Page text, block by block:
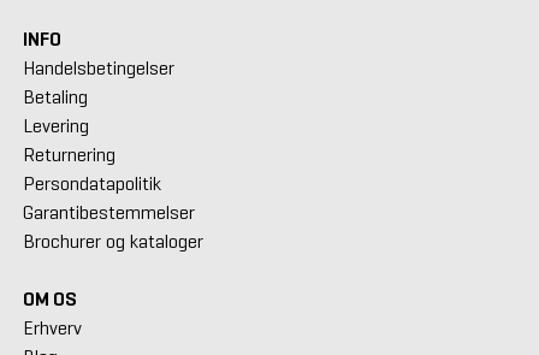
INFO
Handelsbetingelser
Betaling
Levering
Returnering
Persondatapolitik
Garantibestemmelser
Brochurer og kataloger
OM OS
Erhverv